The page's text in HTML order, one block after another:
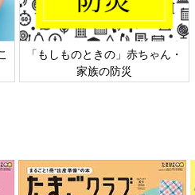
「もしものときの」赤ちゃん・
家族の防災
日